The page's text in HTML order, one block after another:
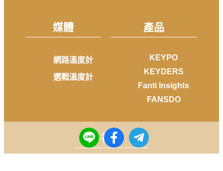
媒體
網路溫度計
選戰溫度計
產品
KEYPO
KEYDERS
Fanti Insights
FANSDO
社群